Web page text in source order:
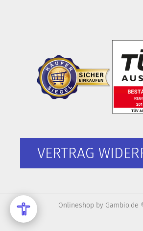
VERTRAG
Onlineshop by Gambio.de